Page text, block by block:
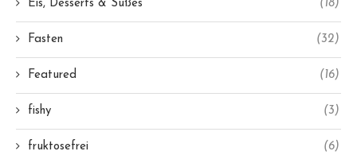
Eis, Desserts & Süßes (18)
Fasten (32)
Featured (16)
fishy (3)
fruktosefrei (6)